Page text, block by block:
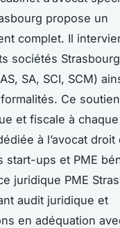
propose un
complet. Il
sociétés
SA, SCI, SCM)
Ce
et fiscale à
à l’avocat
start-ups et PME
juridique PME
audit juridique et
en adéquation